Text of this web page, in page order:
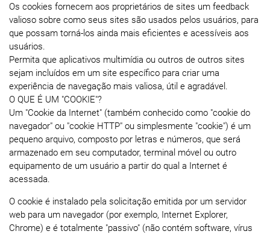
Os cookies fornecem aos proprietários de sites um feedback
valioso sobre como seus sites são usados ​​pelos usuários, para
que possam torná-los ainda mais eficientes e acessíveis aos
usuários.
Permita que aplicativos multimídia ou outros de outros sites
sejam incluídos em um site específico para criar uma
experiência de navegação mais valiosa, útil e agradável.
O QUE É UM "COOKIE"?
Um "Cookie da Internet" (também conhecido como "cookie do
navegador" ou "cookie HTTP" ou simplesmente "cookie") é um
pequeno arquivo, composto por letras e números, que será
armazenado em seu computador, terminal móvel ou outro
equipamento de um usuário a partir do qual a Internet é
acessada.
O cookie é instalado pela solicitação emitida por um servidor
web para um navegador (por exemplo, Internet Explorer,
Chrome) e é totalmente "passivo" (não contém software, vírus